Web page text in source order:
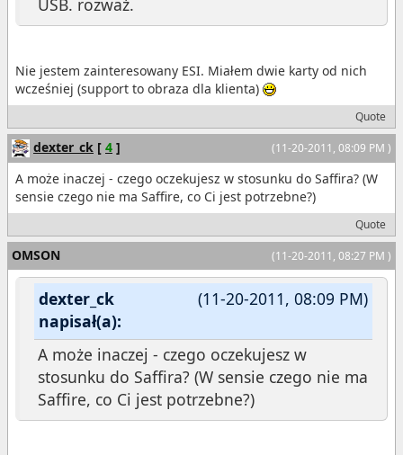
Nie jestem zainteresowany ESI. Miałem dwie karty od nich
wcześniej (support to obraza dla klienta)
Quote
(11-20-2011, 08:09 PM )
dexter_ck [ 4 ]
A może inaczej - czego oczekujesz w stosunku do Saffira? (W
sensie czego nie ma Saffire, co Ci jest potrzebne?)
Quote
(11-20-2011, 08:27 PM )
OMSON
(11-20-2011, 08:09 PM)
dexter_ck
napisał(a):
A może inaczej - czego oczekujesz w
stosunku do Saffira? (W sensie czego nie ma
Saffire, co Ci jest potrzebne?)